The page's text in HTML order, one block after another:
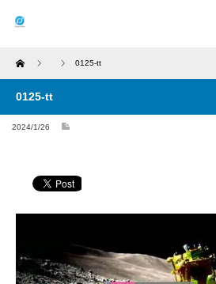
Home 0125-tt
0125-tt
2024/1/26